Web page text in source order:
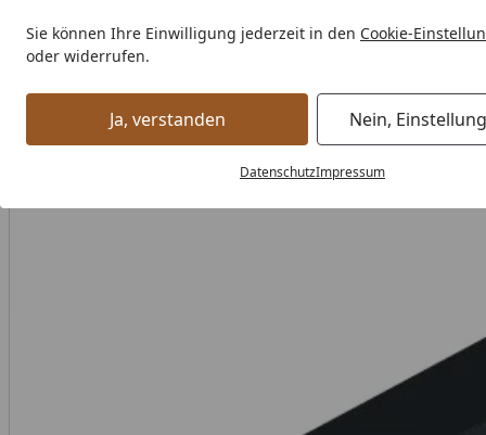
Sie können Ihre Einwilligung jederzeit in den Cookie-
oder widerrufen.
Ja, verstanden Nein,
DatenschutzImpressum
Startseite